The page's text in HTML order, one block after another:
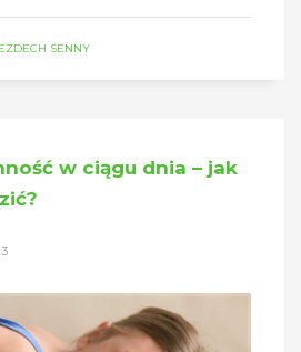
SENNY
w ciągu dnia – jak